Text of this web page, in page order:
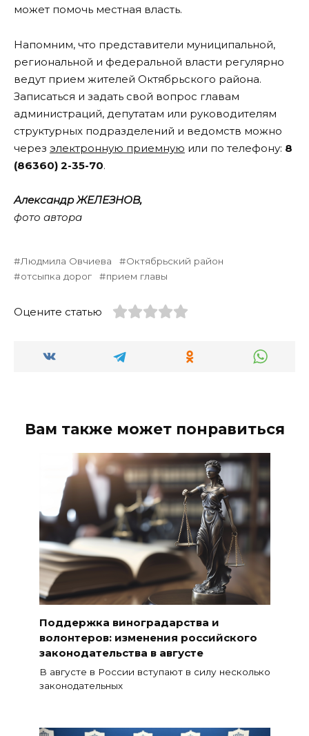
может помочь местная власть.
Напомним, что представители муниципальной,
региональной и федеральной власти регулярно
ведут прием жителей Октябрьского района.
Записаться и задать свой вопрос главам
администраций, депутатам или руководителям
структурных подразделений и ведомств можно
через электронную приемную или по телефону: 8
(86360) 2-35-70.
Александр ЖЕЛЕЗНОВ,
фото автора
Людмила Овчиева
Октябрьский район
отсыпка дорог
прием главы
Оцените статью
Вам также может понравиться
Поддержка виноградарства и
волонтеров: изменения российского
законодательства в августе
В августе в России вступают в силу несколько
законодательных